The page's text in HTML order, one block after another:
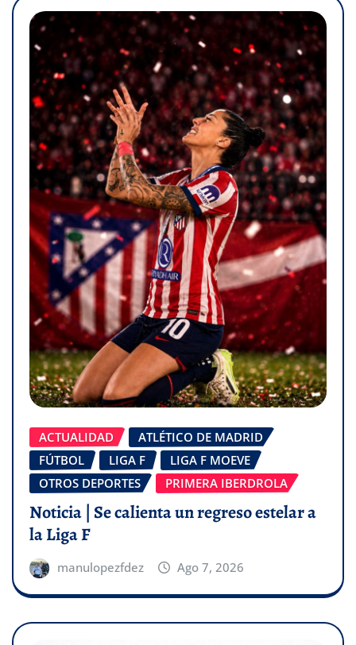
ACTUALIDAD
ATLÉTICO DE MADRID
FÚTBOL
LIGA F
LIGA F MOEVE
OTROS DEPORTES
PRIMERA IBERDROLA
Noticia | Se calienta un regreso estelar a
la Liga F
manulopezfdez Ago 7, 2026